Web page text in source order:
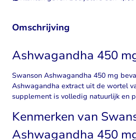
Omschrijving
Ashwagandha 450
Swanson Ashwagandha 450 mg
Ashwagandha extract uit de wortel
supplement is volledig natuurlijk en
Kenmerken van
Ashwagandha 450